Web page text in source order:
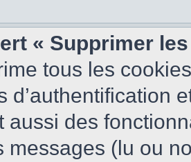
« Supprimer
tous les
d’authentification
aussi des
messages (lu ou